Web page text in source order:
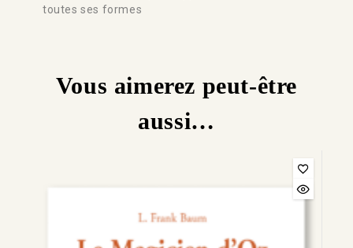
toutes ses formes
Vous aimerez peut-être
aussi…